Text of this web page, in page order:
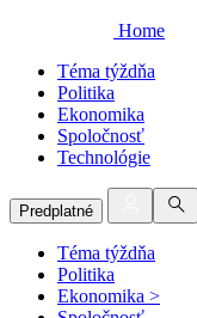
Home
Téma týždňa
Politika
Ekonomika
Spoločnosť
Technológie
Predplatné
Téma týždňa
Politika
Ekonomika >